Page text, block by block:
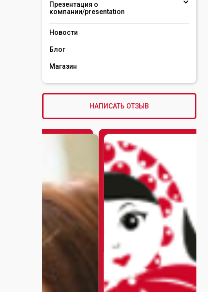
Презентация о
компании/presentation
Новости
Блог
Магазин
НАПИСАТЬ ОТЗЫВ